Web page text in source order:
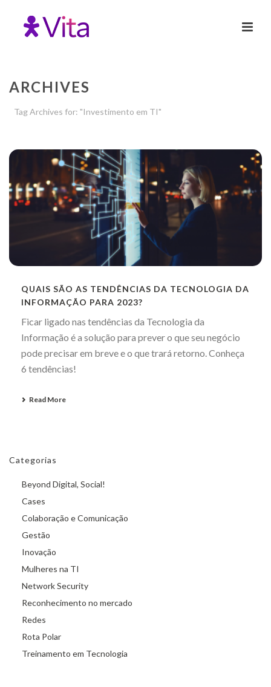
ARCHIVES
Tag Archives for: "Investimento em TI"
QUAIS SÃO AS TENDÊNCIAS DA TECNOLOGIA DA
INFORMAÇÃO PARA 2023?
Ficar ligado nas tendências da Tecnologia da
Informação é a solução para prever o que seu negócio
pode precisar em breve e o que trará retorno. Conheça
6 tendências!
Read More
Categorias
Beyond Digital, Social!
Cases
Colaboração e Comunicação
Gestão
Inovação
Mulheres na TI
Network Security
Reconhecimento no mercado
Redes
Rota Polar
Treinamento em Tecnologia